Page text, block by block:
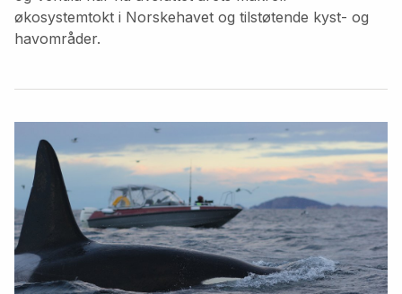
økosystemtokt i Norskehavet og tilstøtende kyst- og
havområder.
artikler